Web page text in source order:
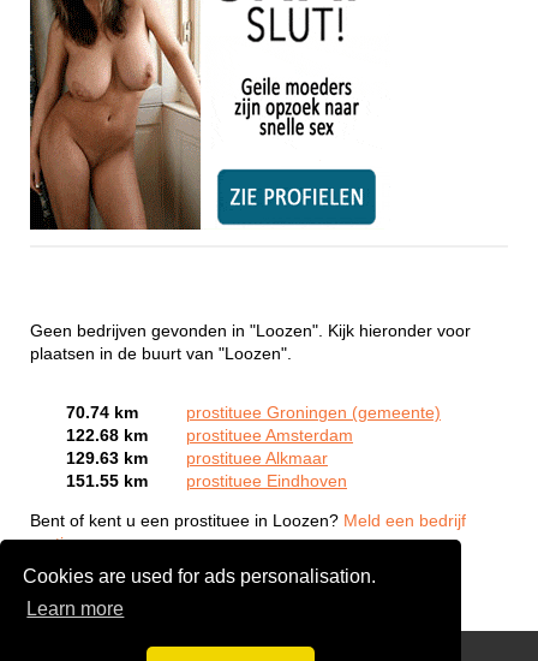
Cookies are used for ads personalisation.
Learn more
Geen bedrijven gevonden in "Loozen". Kijk hieronder voor
plaatsen in de buurt van "Loozen".
70.74 km
prostituee Groningen (gemeente)
122.68 km
prostituee Amsterdam
129.63 km
prostituee Alkmaar
151.55 km
prostituee Eindhoven
Bent of kent u een prostituee in Loozen? Meld een bedrijf
gratis aan